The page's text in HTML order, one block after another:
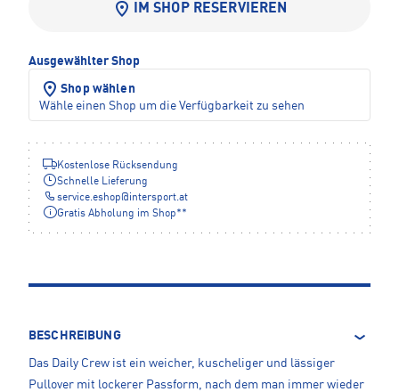
IM SHOP RESERVIEREN
Ausgewählter Shop
Shop wählen
Wähle einen Shop um die Verfügbarkeit zu sehen
Kostenlose Rücksendung
Schnelle Lieferung
service.eshop@intersport.at
Gratis Abholung im Shop**
BESCHREIBUNG
Das Daily Crew ist ein weicher, kuscheliger und lässiger
Pullover mit lockerer Passform, nach dem man immer wieder